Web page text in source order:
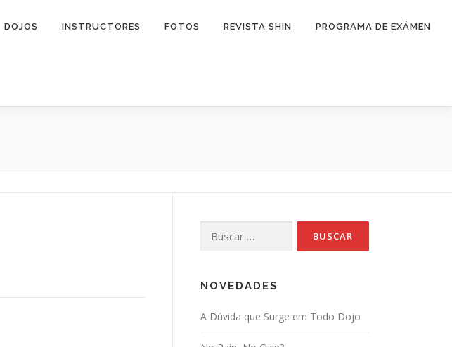
DOJOS INSTRUCTORES FOTOS REVISTA SHIN PROGRAMA DE EXÁMEN
NOVEDADES
A Dúvida que Surge em Todo Dojo